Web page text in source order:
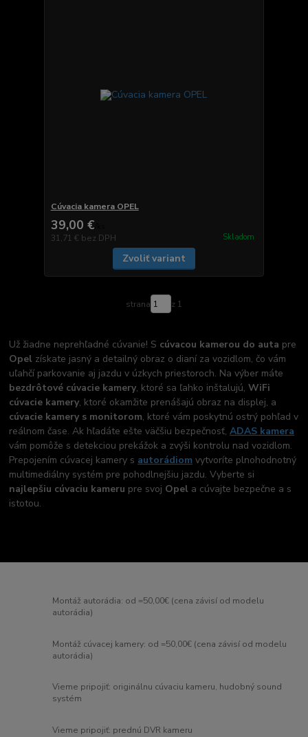
Cúvacia kamera OPEL
39,00 €
31,71 € bez DPH Skladom
Zvoliť variant
strana z 1
Už žiadne neprehľadné cúvanie! S cúvacou kamerou do auta pre
Opel získate jasný a detailný obraz o dianí za vozidlom, čo vám
uľahčí parkovanie aj jazdu v úzkych priestoroch. Na výber máte
bezdrôtové cúvacie kamery, ktoré sa ľahko inštalujú,WiFi
cúvacie kamery, ktoré okamžite prenášajú obraz na displej, a
cúvacie kamery s monitorom, ktoré vám poskytnú ostrý pohľad v
reálnom čase. Ak hľadáte ešte väčšiu bezpečnosť,ADAS kamera
vám pomôže s detekciou prekážok a zvýši kontrolu nad vozidlom.
Prepojením cúvacej kamery s autorádiom vytvoríte plnohodnotný
multimediálny systém pre pohodlnejšiu jazdu. Vyberte si
najlepšiu cúvaciu kameru pre svoj Opel a cúvajte bezpečne a s
istotou.
Montáž autorádia: od =50,00€ (cena závisí od modelu
autorádia)
Montáž cúvacej kamery: od =50,00€ (cena závisí od modelu
autorádia)
Vieme pripojiť: originálnu cúvaciu kameru, hudobný sound
systém
Vieme pripojiť: prednú DVR kameru